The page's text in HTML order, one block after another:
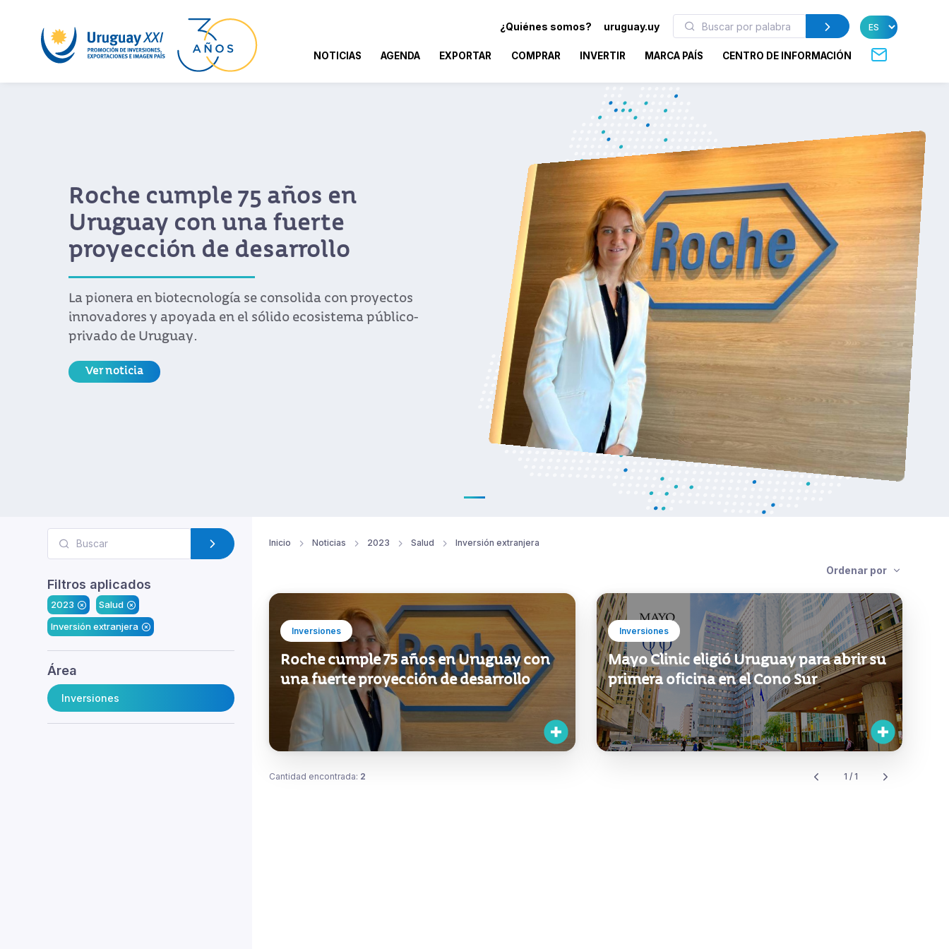
¿Quiénes somos? uruguay.uy
NOTICIAS AGENDA EXPORTAR COMPRAR INVERTIR MARCA PAÍS CENTRO DE INFORMACIÓN
Roche cumple 75 años en
Uruguay con una fuerte
proyección de desarrollo
La pionera en biotecnología se consolida con proyectos
innovadores y apoyada en el sólido ecosistema público-
privado de Uruguay.
Ver noticia
Filtros aplicados
2023
Salud
Inversión extranjera
Área
Inversiones
Inicio Noticias 2023 Salud Inversión extranjera
Ordenar por
Inversiones
Roche cumple 75 años en Uruguay con
una fuerte proyección de desarrollo
Inversiones
Mayo Clinic eligió Uruguay para abrir su
primera oficina en el Cono Sur
Cantidad encontrada: 2 1 / 1